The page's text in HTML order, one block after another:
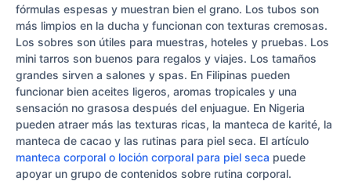
fórmulas espesas y muestran bien el grano. Los tubos son
más limpios en la ducha y funcionan con texturas cremosas.
Los sobres son útiles para muestras, hoteles y pruebas. Los
mini tarros son buenos para regalos y viajes. Los tamaños
grandes sirven a salones y spas. En Filipinas pueden
funcionar bien aceites ligeros, aromas tropicales y una
sensación no grasosa después del enjuague. En Nigeria
pueden atraer más las texturas ricas, la manteca de karité, la
manteca de cacao y las rutinas para piel seca. El artículo
manteca corporal o loción corporal para piel seca puede
apoyar un grupo de contenidos sobre rutina corporal.